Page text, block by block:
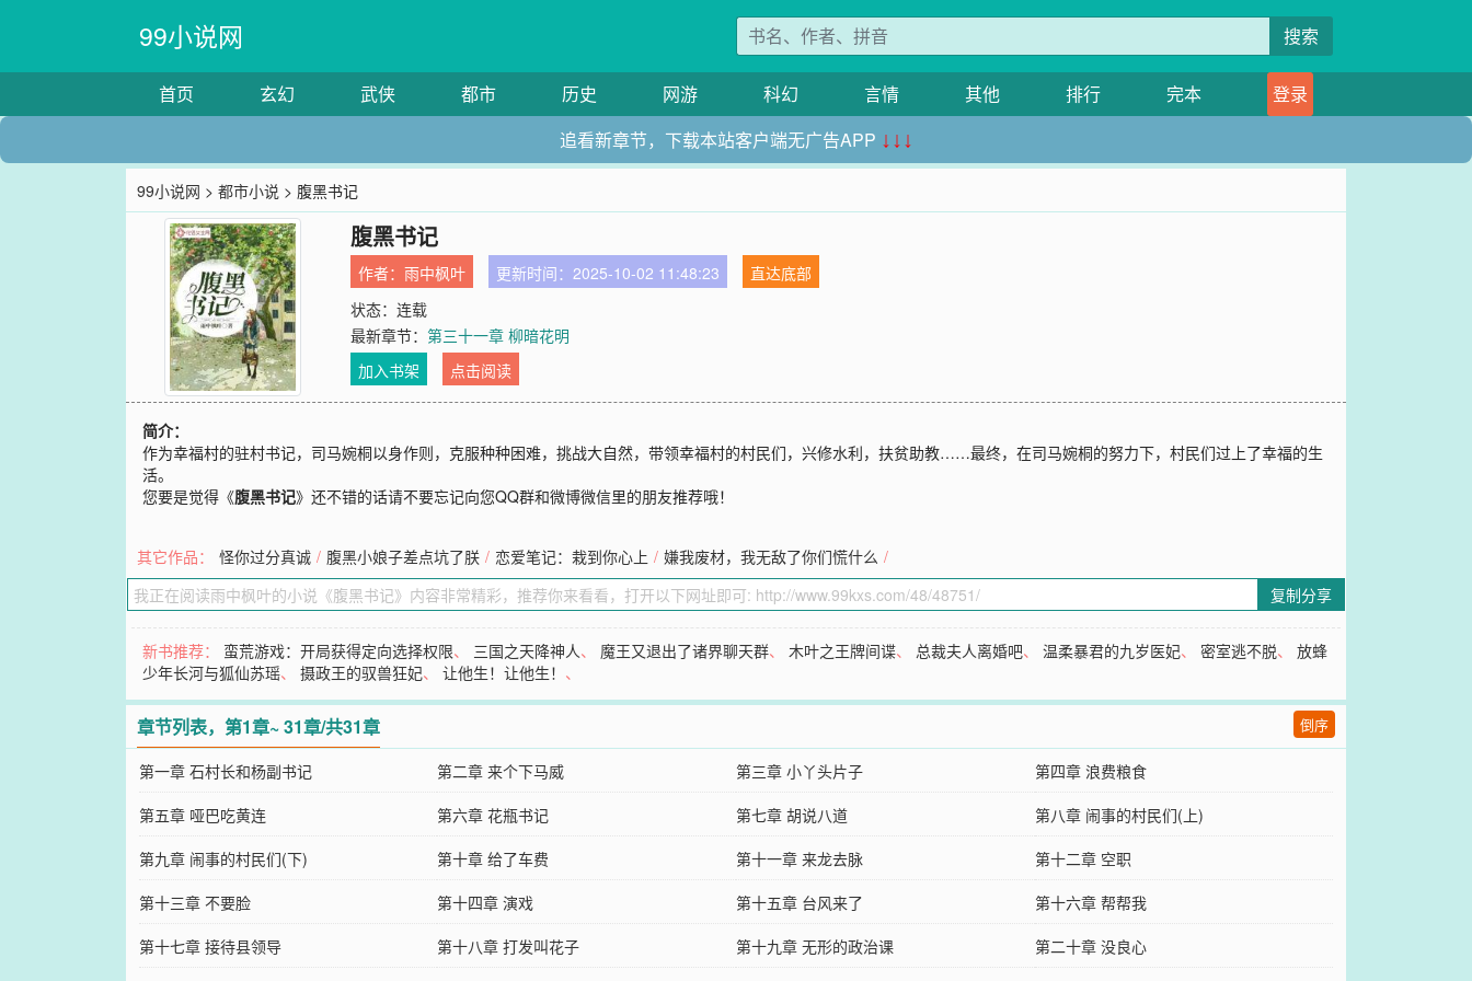
99小说网 搜索
首页 玄幻 武侠 都市 历史 网游 科幻 言情 其他 排行 完本
登录
追看新章节，下载本站客户端无广告APP ↓↓↓
99小说网 >都市小说 > 腹黑书记
腹黑书记
作者：雨中枫叶 更新时间：2025-10-02 11:48:23
直达底部
状态：连载
最新章节：第三十一章 柳暗花明
加入书架
点击阅读
简介：
作为幸福村的驻村书记，司马婉桐以身作则，克服种种困难，挑战大自然，带领幸福村的村民们，兴修水利，扶贫助教……最终，在司马婉桐的努力下，村民们过上了幸福的生
活。
您要是觉得《腹黑书记》还不错的话请不要忘记向您QQ群和微博微信里的朋友推荐哦！
其它作品： 怪你过分真诚 / 腹黑小娘子差点坑了朕 / 恋爱笔记：栽到你心上 / 嫌我废材，我无敌了你们慌什么 /
复制分享
新书推荐： 蛮荒游戏：开局获得定向选择权限、 三国之天降神人、 魔王又退出了诸界聊天群、木叶之王牌间谍、 总裁夫人离婚吧、温柔暴君的九岁医妃、密室逃不脱、放蜂
少年长河与狐仙苏瑶、摄政王的驭兽狂妃、让他生！让他生！ 、
章节列表，第1章~ 31章/共31章 倒序
第一章 石村长和杨副书记 第二章 来个下马威 第三章 小丫头片子
第四章 浪费粮食
第五章 哑巴吃黄连
第六章 花瓶书记 第七章 胡说八道
第八章 闹事的村民们(上)
第九章 闹事的村民们(下)
第十章 给了车费 第十一章 来龙去脉
第十二章 空职
第十三章 不要脸
第十四章 演戏 第十五章 台风来了
第十六章 帮帮我
第十七章 接待县领导
第十八章 打发叫花子 第十九章 无形的政治课
第二十章 没良心